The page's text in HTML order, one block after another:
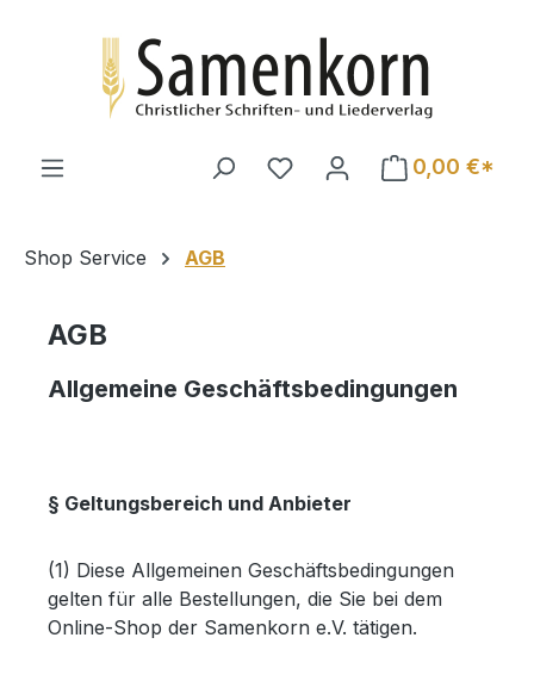
0,00 €*
Shop Service AGB
AGB
Allgemeine Geschäftsbedingungen
§ Geltungsbereich und Anbieter
(1) Diese Allgemeinen Geschäftsbedingungen
gelten für alle Bestellungen, die Sie bei dem
Online-Shop der Samenkorn e.V. tätigen.